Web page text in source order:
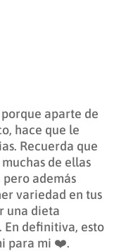
aparte de
hace que le
Recuerda que
de ellas
además
variedad en tus
una dieta
En definitiva, esto
para mi ❤️.